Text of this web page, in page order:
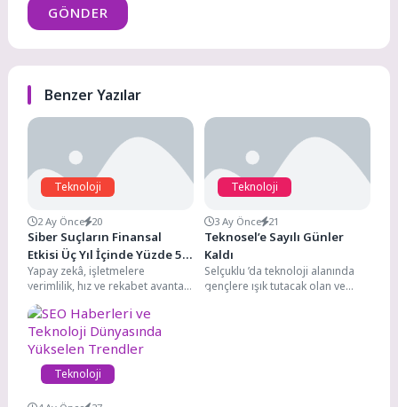
GÖNDER
Benzer Yazılar
Teknoloji
2 Ay Önce 20
Siber Suçların Finansal
Etkisi Üç Yıl İçinde Yüzde 50
Oranında Artacak
Yapay zekâ, işletmelere
verimlilik, hız ve rekabet avantajı
sağlarken siber tehditlerin
ölçeğini ve etkisini de...
Teknoloji
3 Ay Önce 21
Teknosel’e Sayılı Günler
Kaldı
Selçuklu ’da teknoloji alanında
gençlere ışık tutacak olan ve
Teknoloji